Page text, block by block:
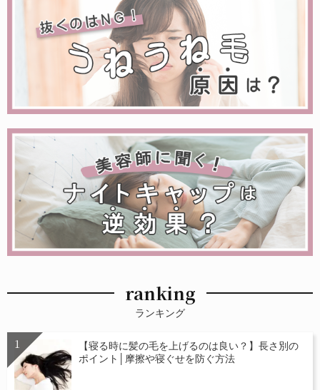
ranking
ランキング
【寝る時に髪の毛を上げるのは良い？】長さ別の
ポイント│摩擦や寝ぐせを防ぐ方法